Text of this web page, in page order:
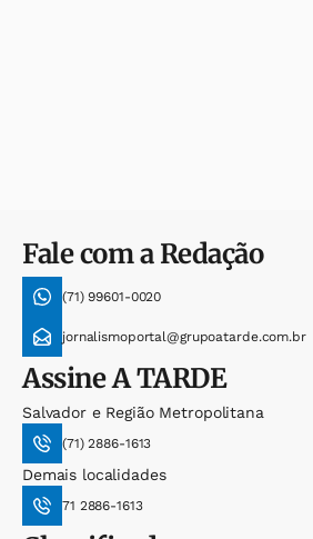
Fale com a Redação
(71) 99601-0020
jornalismoportal@grupoatarde.com.br
AssineA TARDE
Salvador e Região Metropolitana
(71) 2886-1613
Demais localidades
71 2886-1613